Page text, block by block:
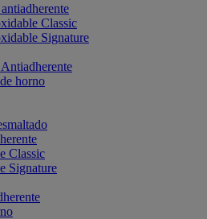
Classic
Signature
horno
Classic
Signature